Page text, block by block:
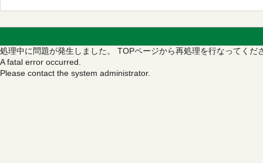
処理中に問題が発生しました。 TOPページから再処理を行なってくだ
A fatal error occurred.
Please contact the system administrator.